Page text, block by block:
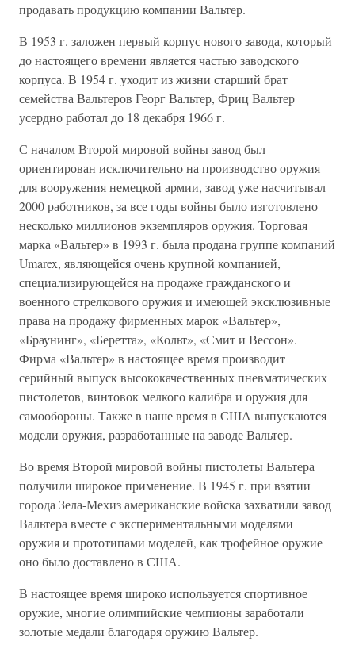
продавать продукцию компании Вальтер.
В 1953 г. заложен первый корпус нового завода, который
до настоящего времени является частью заводского
корпуса. В 1954 г. уходит из жизни старший брат
семейства Вальтеров Георг Вальтер, Фриц Вальтер
усердно работал до 18 декабря 1966 г.
С началом Второй мировой войны завод был
ориентирован исключительно на производство оружия
для вооружения немецкой армии, завод уже насчитывал
2000 работников, за все годы войны было изготовлено
несколько миллионов экземпляров оружия. Торговая
марка «Вальтер» в 1993 г. была продана группе компаний
Umarex, являющейся очень крупной компанией,
специализирующейся на продаже гражданского и
военного стрелкового оружия и имеющей эксклюзивные
права на продажу фирменных марок «Вальтер»,
«Браунинг», «Беретта», «Кольт», «Смит и Вессон».
Фирма «Вальтер» в настоящее время производит
серийный выпуск высококачественных пневматических
пистолетов, винтовок мелкого калибра и оружия для
самообороны. Также в наше время в США выпускаются
модели оружия, разработанные на заводе Вальтер.
Во время Второй мировой войны пистолеты Вальтера
получили широкое применение. В 1945 г. при взятии
города Зела-Мехиз американские войска захватили завод
Вальтера вместе с экспериментальными моделями
оружия и прототипами моделей, как трофейное оружие
оно было доставлено в США.
В настоящее время широко используется спортивное
оружие, многие олимпийские чемпионы заработали
золотые медали благодаря оружию Вальтер.